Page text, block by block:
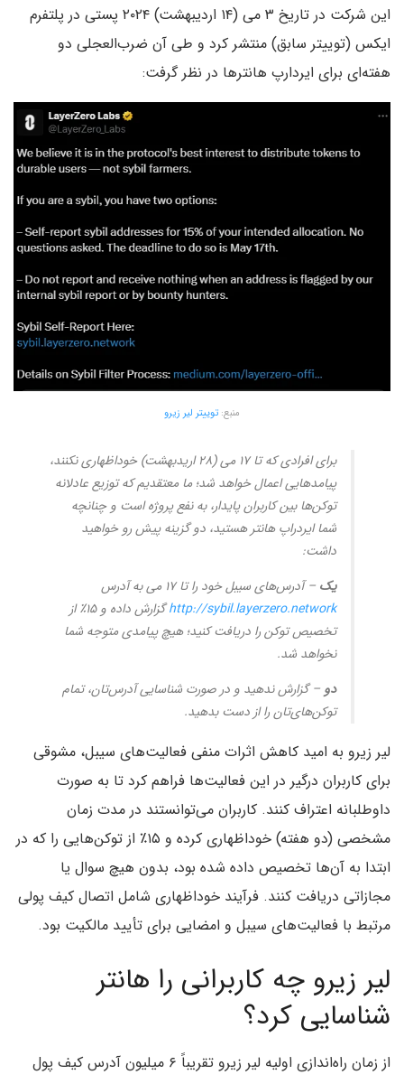
این شرکت در تاریخ ۳ می (۱۴ اردیبهشت) ۲۰۲۴ پستی در پلتفرم
ایکس (توییتر سابق) منتشر کرد و طی آن ضرب‌العجلی دو
هفته‌ای برای ایردارپ هانترها در نظر گرفت:
منبع: توییتر لیر زیرو
برای افرادی که تا ۱۷ می (۲۸ اریدبهشت) خوداظهاری نکنند،
پیامدهایی اعمال خواهد شد؛ ما معتقدیم که توزیع عادلانه
توکن‌ها بین کاربران پایدار، به نفع پروژه است و چنانچه
شما ایردراپ هانتر هستید، دو گزینه پیش رو خواهید
داشت:
یک – آدرس‌های سیبل خود را تا ۱۷ می به آدرس
http://sybil.layerzero.network
گزارش داده و ۱۵٪ از
تخصیص توکن را دریافت کنید؛ هیچ پیامدی متوجه شما
نخواهد شد.
دو – گزارش ندهید و در صورت شناسایی آدرس‌تان، تمام
توکن‌های‌تان را از دست بدهید.
لیر زیرو به امید کاهش اثرات منفی فعالیت‌های سیبل، مشوقی
برای کاربران درگیر در این فعالیت‌ها فراهم کرد تا به صورت
داوطلبانه اعتراف کنند. کاربران می‌توانستند در مدت‌ زمان
مشخصی (دو هفته) خوداظهاری کرده و ۱۵٪ از توکن‌هایی را که در
ابتدا به آن‌ها تخصیص داده شده بود، بدون هیچ سوال یا
مجازاتی دریافت کنند. فرآیند خوداظهاری شامل اتصال کیف پولی
مرتبط با فعالیت‌های سیبل و امضایی برای تأیید مالکیت بود.
لیر زیرو چه کاربرانی را هانتر
شناسایی کرد؟
از زمان راه‌اندازی اولیه لیر زیرو تقریباً ۶ میلیون آدرس کیف پول